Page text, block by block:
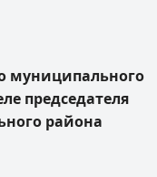
муниципального
председателя
района